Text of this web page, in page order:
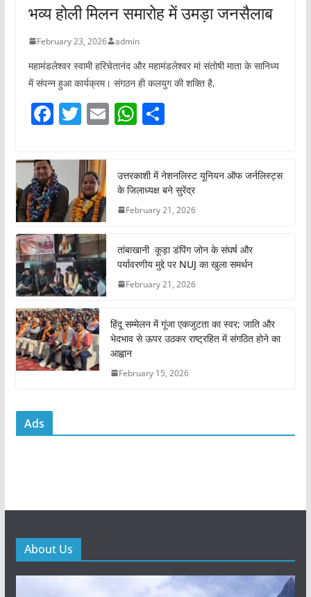
भव्य होली मिलन समारोह में उमड़ा जनसैलाब
February 23, 2026 admin
महामंडलेश्वर स्वामी हरिचेतानंद और महामंडलेश्वर मां संतोषी माता के सानिध्य
में संपन्न हुआ कार्यक्रम। संगठन ही कलयुग की शक्ति है,
F
c
e
b
o
o
k
T
itt
er
E W
s
A
p
S
e
उत्तरकाशी में नेशनलिस्ट यूनियन ऑफ जर्नलिस्ट्स
के जिलाध्यक्ष बने सुरेंद्र
February 21, 2026
तांबाखानी कूड़ा डंपिंग जोन के संघर्ष और
पर्यावरणीय मुद्दे पर NUJ का खुला समर्थन
February 21, 2026
हिंदू सम्मेलन में गूंजा एकजुटता का स्वर; जाति और
भेदभाव से ऊपर उठकर राष्ट्रहित में संगठित होने का
आह्वान
February 15, 2026
Ads
About Us